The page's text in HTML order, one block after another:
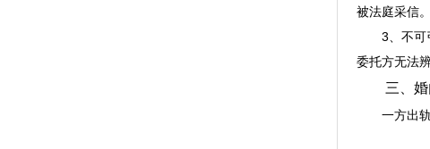
被法庭采信。
3、不可引
委托方无法
三、婚
一方出轨